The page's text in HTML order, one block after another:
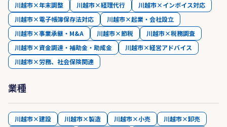
川越市×年末調整
川越市×経理代行
川越市×インボイス対応
川越市×電子帳簿保存法対応
川越市×起業・会社設立
川越市×事業承継・M&A
川越市×節税
川越市×税務調査
川越市×資金調達・補助金・助成金
川越市×経営アドバイス
川越市×労務、社会保険関連
業種
川越市×建設 川越市×製造 川越市×小売
川越市×卸売